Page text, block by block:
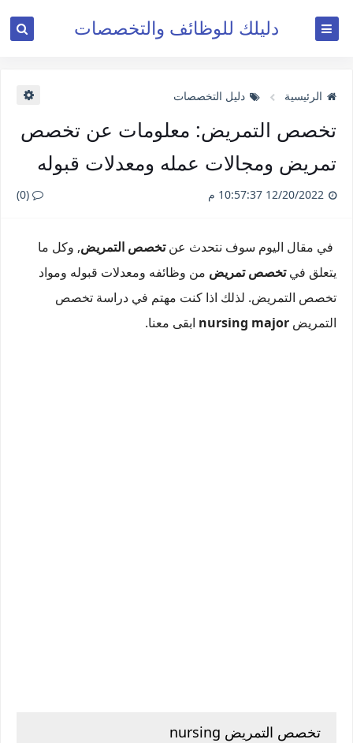
دليلك للوظائف والتخصصات
الرئيسية دليل التخصصات
تخصص التمريض: معلومات عن تخصص
تمريض ومجالات عمله ومعدلات قبوله
(0)
في مقال اليوم سوف نتحدث عن تخصص التمريض, وكل ما
يتعلق فيتخصص تمريض من وظائفه ومعدلات قبوله ومواد
تخصص التمريض. لذلك اذا كنت مهتم في دراسة تخصص
التمريض nursing major ابقى معنا.
تخصص التمريض nursing